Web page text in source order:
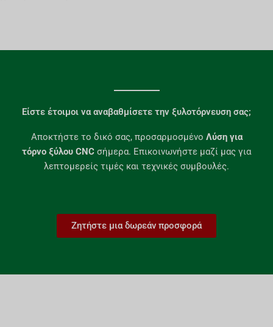
Είστε έτοιμοι να αναβαθμίσετε την ξυλοτόρνευση σας;​
Αποκτήστε το δικό σας, προσαρμοσμένο Λύση για
τόρνο ξύλου CNC σήμερα. Επικοινωνήστε μαζί μας για
λεπτομερείς τιμές και τεχνικές συμβουλές.
Ζητήστε μια δωρεάν προσφορά